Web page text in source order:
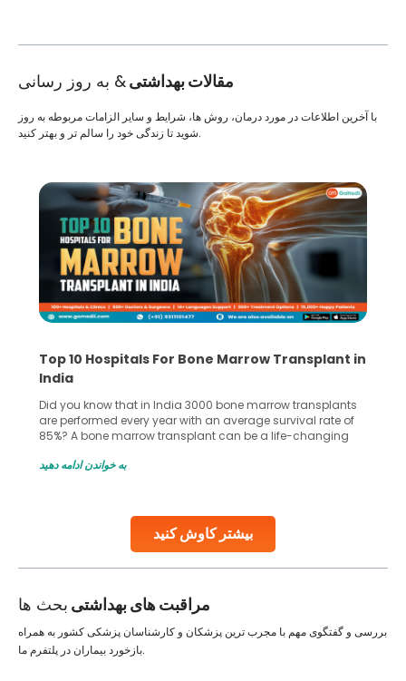
مقالات بهداشتی& به روز رسانی
بیشتر کاوش کنید
با آخرین اطلاعات در مورد درمان، روش ها، شرایط و سایر الزامات مربوطه به روز
شوید تا زندگی خود را سالم تر و بهتر کنید.
Top 10 Hospitals For Bone Marrow Transplant in
India
Did you know that in India 3000 bone marrow transplants
are performed every year with an average survival rate of
85%? A bone marrow transplant can be a life-changing
make all the difference. India has some of the world’s
به خواندن ادامه دهید
مراقبت های بهداشتی بحث ها
بررسی و گفتگوی مهم با مجرب ترین پزشکان و کارشناسان پزشکی کشور به همراه
بازخورد بیماران در پلتفرم ما.